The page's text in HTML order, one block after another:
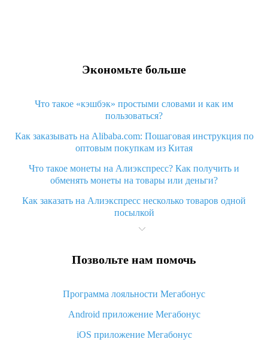
Экономьте больше
Что такое «кэшбэк» простыми словами и как им
пользоваться?
Как заказывать на Alibaba.com: Пошаговая инструкция по
оптовым покупкам из Китая
Что такое монеты на Алиэкспресс? Как получить и
обменять монеты на товары или деньги?
Как заказать на Алиэкспресс несколько товаров одной
посылкой
Что значит статус «Заказ закрыт» на Алиэкспресс и что
Что делать, если Алиэкспресс просит ввести паспортные
Как узнать, куда пришла посылка с Алиэкспресс
Вы отменили заказ на Алиэкспресс, когда вернут деньги?
Что такое баллы на Алиэкспресс, как их получить и
Позвольте нам помочь
Программа лояльности Мегабонус
Android приложение Мегабонус
iOS приложение Мегабонус